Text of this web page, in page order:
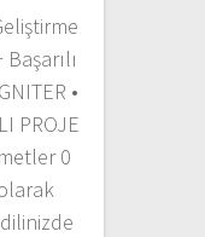
•
PROJE
0